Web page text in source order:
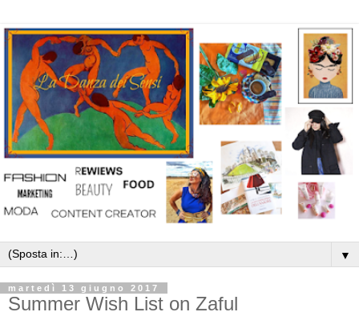
▼
martedì 13 giugno 2017
Summer Wish List on Zaful